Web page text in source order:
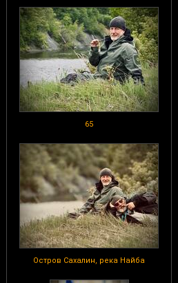
65
Остров Сахалин, река Найба